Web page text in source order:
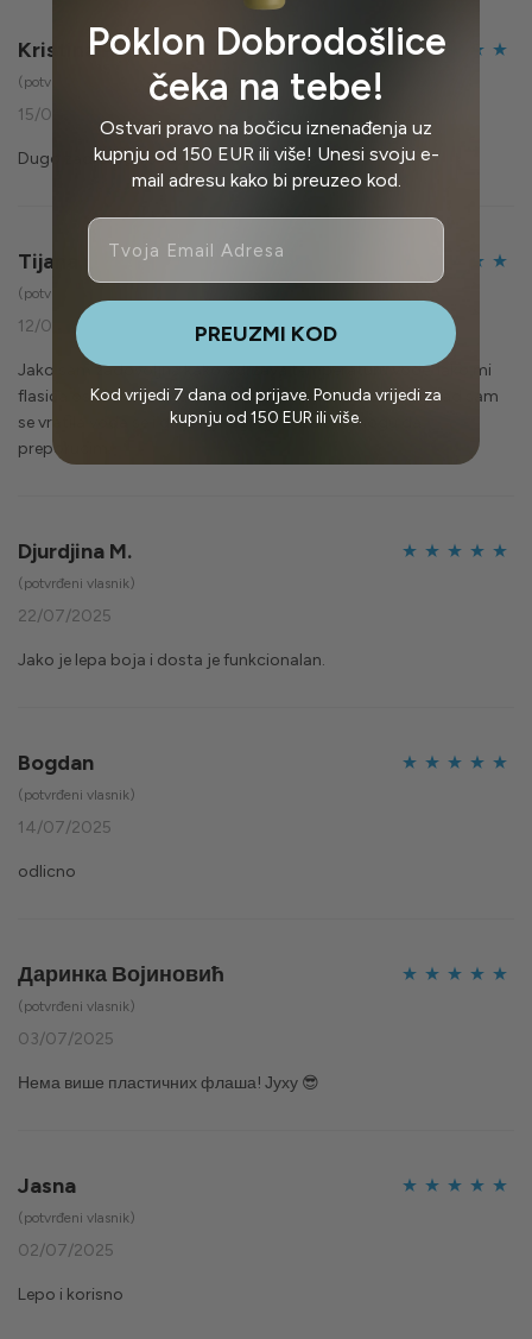
Kristina P.
(potvrđeni vlasnik)
15/08/2025
Dugo zadržava vodu svežom i lako se pere
Tijana
(potvrđeni vlasnik)
12/08/2025
Jako sam zadovoljna kako odrzava temperaturu vode. Iako mi
flasica ostala u kolima na par sati na preko 30 stepeni, kad sam
se vratila voda se i dalje nije ugrejala. Zaista mogu da
preporucim.
Djurdjina M.
(potvrđeni vlasnik)
22/07/2025
Jako je lepa boja i dosta je funkcionalan.
Bogdan
(potvrđeni vlasnik)
14/07/2025
odlicno
Даринка Војиновић
(potvrđeni vlasnik)
03/07/2025
Нема више пластичних флаша! Јуху 😎
Jasna
(potvrđeni vlasnik)
02/07/2025
Lepo i korisno
Poklon Dobrodošlice
čeka na tebe!
Ostvari pravo na bočicu iznenađenja uz
kupnju od 150 EUR ili više! Unesi svoju e-
mail adresu kako bi preuzeo kod.
Email
PREUZMI KOD
Kod vrijedi 7 dana od prijave. Ponuda vrijedi za
kupnju od 150 EUR ili više.